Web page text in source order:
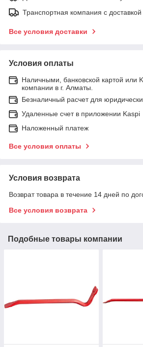
Транспортная компания с
Все условия доставки
Условия оплаты
Наличными, банковской картой или
компании в г. Алматы.
Безналичный расчет для
Удаленные счет в приложении Kaspi
Наложенный платеж
Все условия оплаты
Условия возврата
Возврат товара в течение 14 дней по
Все условия возврата
Подобные товары компании